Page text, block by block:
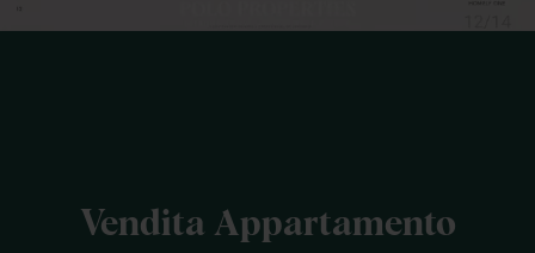
Vendita Appartamento